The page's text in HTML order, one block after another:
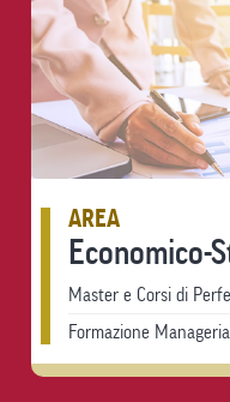
AREA
Economico-
Master e Corsi di
Formazione